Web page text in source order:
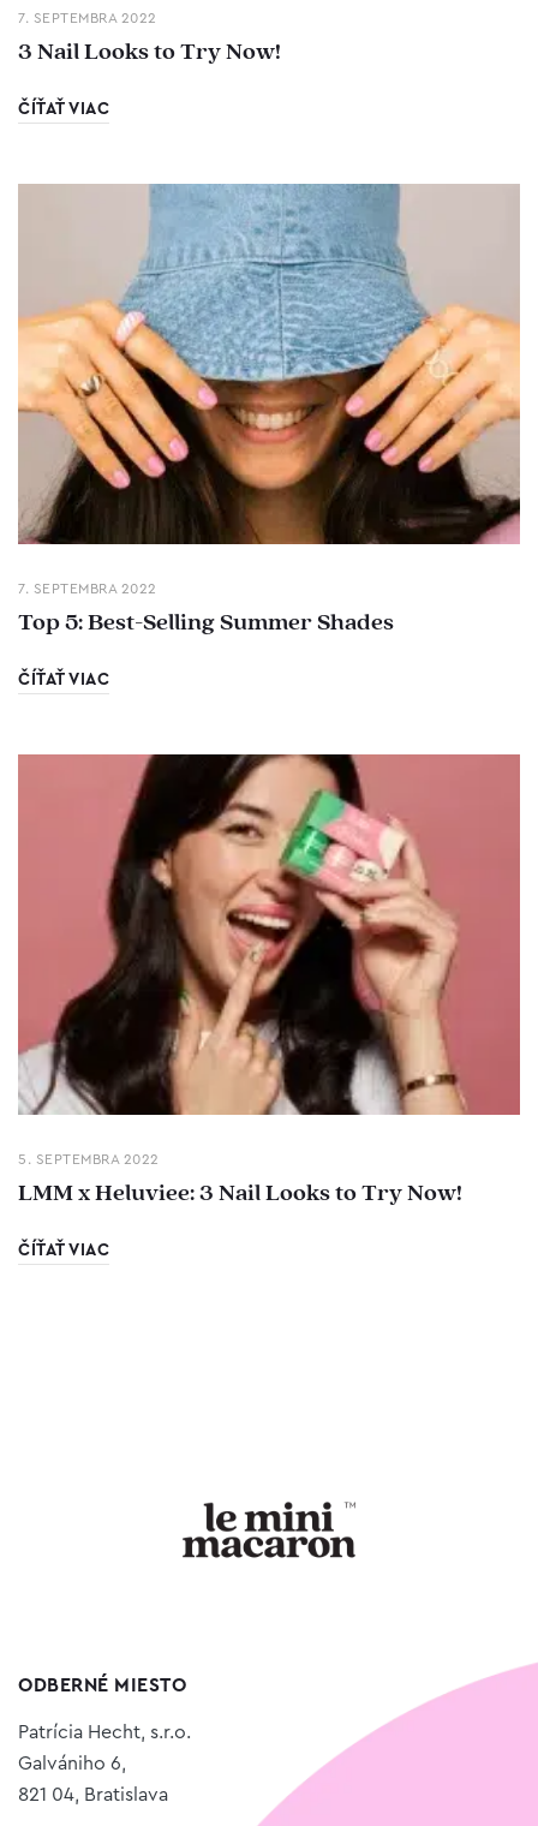
7. SEPTEMBRA 2022
3 Nail Looks to Try Now!
ČÍŤAŤ VIAC
7. SEPTEMBRA 2022
Top 5: Best-Selling Summer Shades
ČÍŤAŤ VIAC
5. SEPTEMBRA 2022
LMM x Heluviee: 3 Nail Looks to Try Now!
ČÍŤAŤ VIAC
ODBERNÉ MIESTO
Patrícia Hecht, s.r.o.
Galvániho 6,
821 04, Bratislava